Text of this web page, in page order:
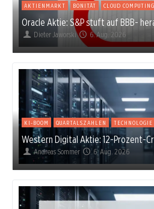
AKTIENMARKT BONITÄT CLOUD COMPUTING
Oracle Aktie: S&P stuft auf BBB-
Dieter Jaworski 6. Aug. 2026
KI-BOOM QUARTALSZAHLEN TECHNOLOGIE
Western Digital Aktie: 12-Prozent-
Andreas Sommer 6. Aug. 2026